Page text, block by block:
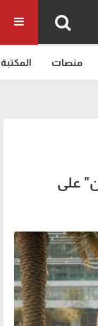
منصات المكتبة
على